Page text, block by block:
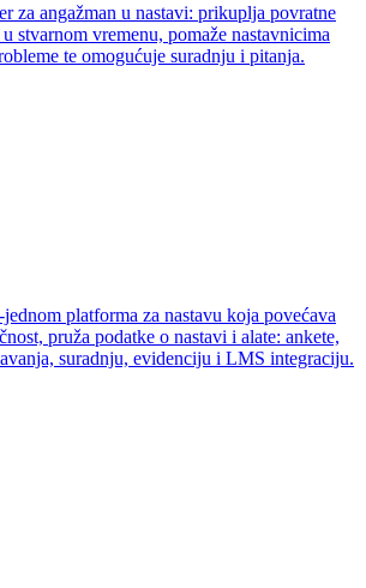
za angažman u nastavi: prikuplja povratne
stvarnom vremenu, pomaže nastavnicima
te omogućuje suradnju i pitanja.
platforma za nastavu koja povećava
pruža podatke o nastavi i alate: ankete,
suradnju, evidenciju i LMS integraciju.